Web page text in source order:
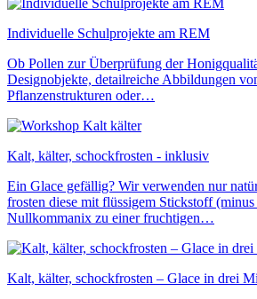
Individuelle Schulprojekte am REM
Ob Pollen zur Überprüfung der
Designobjekte, detailreiche Abbildungen
Pflanzenstrukturen oder…
Kalt, kälter, schockfrosten - inklusiv
Ein Glace gefällig? Wir verwenden nur
frosten diese mit flüssigem Stickstoff
Nullkommanix zu einer fruchtigen…
Kalt, kälter, schockfrosten – Glace in drei